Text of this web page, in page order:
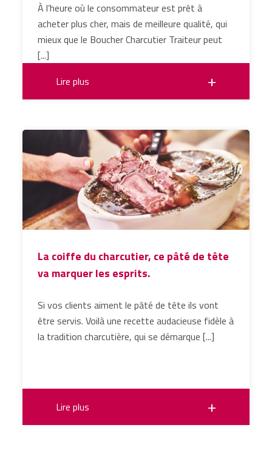
À l’heure où le consommateur est prêt à
acheter plus cher, mais de meilleure qualité, qui
mieux que le Boucher Charcutier Traiteur peut
[...]
Lire plus
La coiffe du charcutier, ce pâté de tête
va marquer les esprits.
Si vos clients aiment le pâté de tête ils vont
être servis. Voilà une recette audacieuse fidèle à
la tradition charcutière, qui se démarque [...]
Lire plus